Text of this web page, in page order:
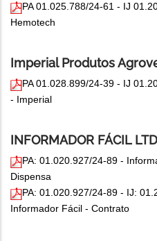
PA 01.025.788/24-61 - IJ
Hemotech
Imperial Produtos
PA 01.028.899/24-39 - IJ
- Imperial
INFORMADOR FÁCIL
PA: 01.020.927/24-89 -
Dispensa
PA: 01.020.927/24-89 - IJ:
Informador Fácil - Contrato